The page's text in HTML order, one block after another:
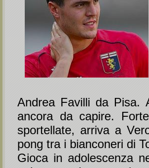
Andrea Favilli da Pisa.
ancora da capire.
sportellate, arriva a
pong tra i bianconeri di
Gioca in adolescenza